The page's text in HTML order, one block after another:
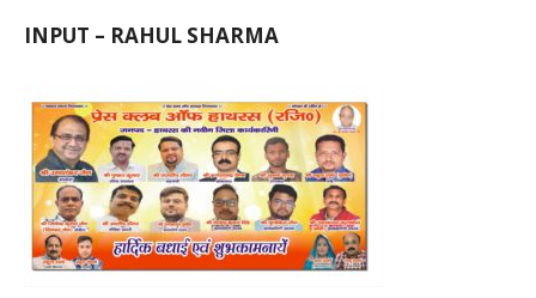
INPUT – RAHUL SHARMA